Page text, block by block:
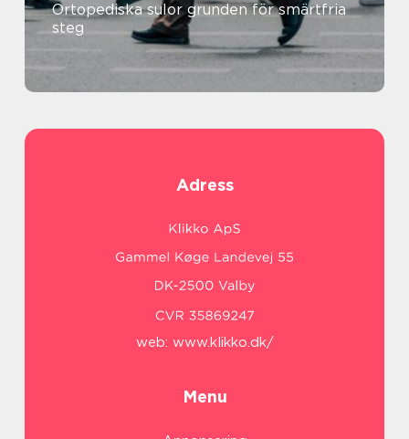
Ortopediska sulor grunden för smärtfria
steg
Adress
web: www.klikko.dk/
Menu